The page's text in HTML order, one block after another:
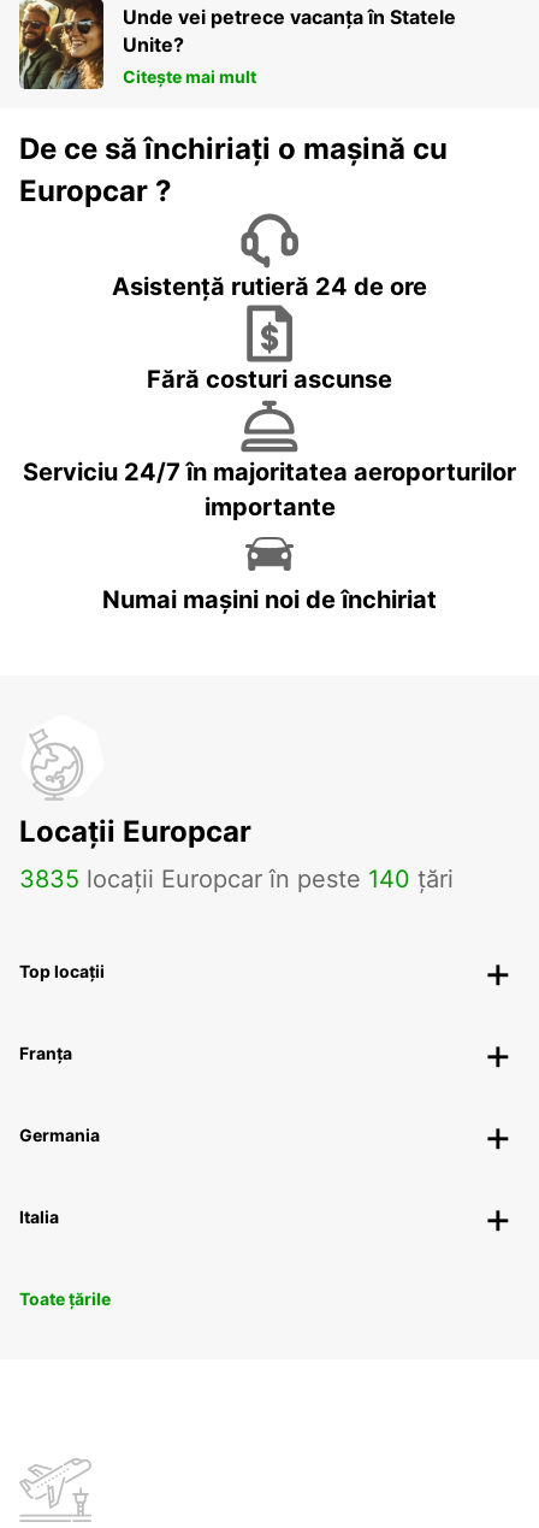
Unde vei petrece vacanța în Statele
Unite?
Citește mai mult
De ce să închiriați o mașină cu
Europcar ?
Asistență rutieră 24 de ore
Fără costuri ascunse
Serviciu 24/7 în majoritatea aeroporturilor
importante
Numai mașini noi de închiriat
Locații Europcar
3835 locații Europcar în peste 140 țări
Top locații
Franța
Germania
Italia
Toate țările